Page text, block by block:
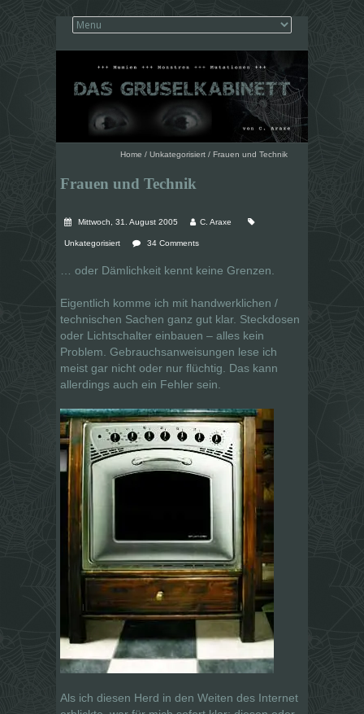
Home / Unkategorisiert / Frauen und Technik
Frauen und Technik
Mittwoch, 31. August 2005 C. Araxe
Unkategorisiert 34 Comments
… oder Dämlichkeit kennt keine Grenzen.
Eigentlich komme ich mit handwerklichen /
technischen Sachen ganz gut klar. Steckdosen
oder Lichtschalter einbauen – alles kein
Problem. Gebrauchsanweisungen lese ich
meist gar nicht oder nur flüchtig. Das kann
allerdings auch ein Fehler sein.
Als ich diesen Herd in den Weiten des Internet